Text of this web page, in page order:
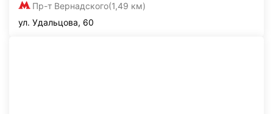
Пр-т Вернадского(1,49 км)
ул. Удальцова, 60